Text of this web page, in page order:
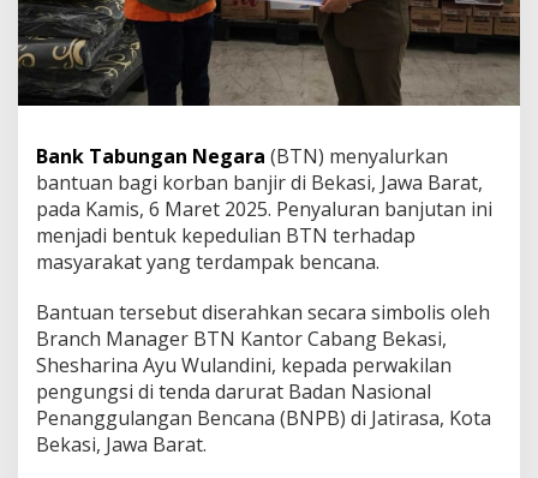
t
u
k
o
a
n
B
a
n
j
r
d
i
B
e
k
Bank Tabungan Negara (BTN) menyalurkan
bantuan bagi korban banjir di Bekasi, Jawa Barat,
pada Kamis, 6 Maret 2025. Penyaluran banjutan ini
menjadi bentuk kepedulian BTN terhadap
masyarakat yang terdampak bencana.
Bantuan tersebut diserahkan secara simbolis oleh
Branch Manager BTN Kantor Cabang Bekasi,
Shesharina Ayu Wulandini, kepada perwakilan
pengungsi di tenda darurat Badan Nasional
Penanggulangan Bencana (BNPB) di Jatirasa, Kota
Bekasi, Jawa Barat.